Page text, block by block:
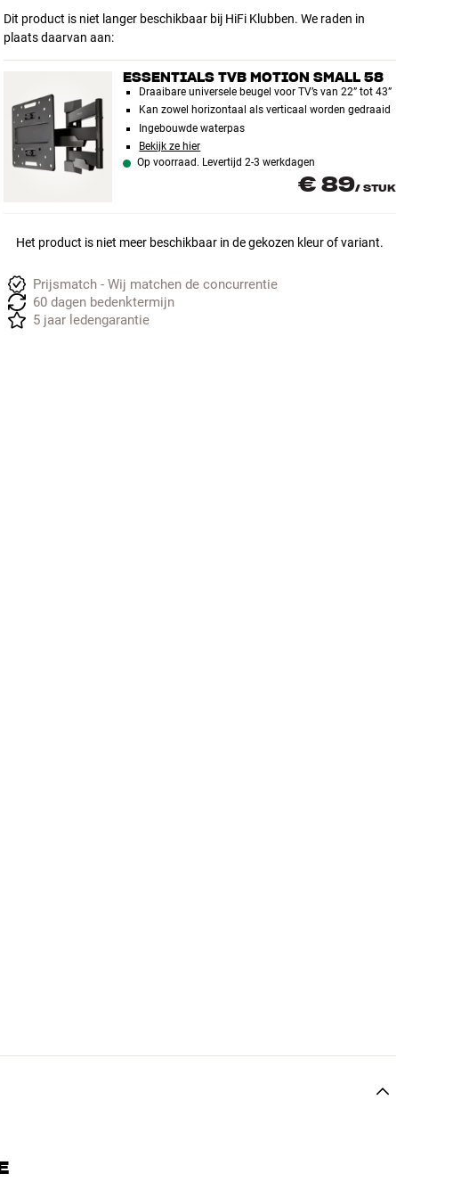
Dit product is niet langer beschikbaar bij HiFi Klubben. We raden in
plaats daarvan aan:
ESSENTIALS TVB MOTION SMALL 58
Draaibare universele beugel voor TV’s van 22” tot 43”
Kan zowel horizontaal als verticaal worden gedraaid
Ingebouwde waterpas
Bekijk ze hier
Op voorraad. Levertijd 2-3 werkdagen
€ 89/ STUK
Het product is niet meer beschikbaar in de gekozen kleur of variant.
Prijsmatch - Wij matchen de concurrentie
60 dagen bedenktermijn
5 jaar ledengarantie